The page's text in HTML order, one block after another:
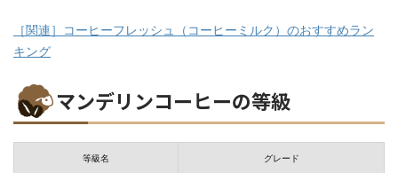
［関連］コーヒーフレッシュ（コーヒーミルク）のおすすめラン
キング
マンデリンコーヒーの等級
等級名 グレード